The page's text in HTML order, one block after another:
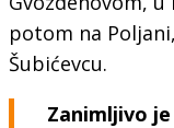
potom na
Šubićevcu.
Zanimljivo